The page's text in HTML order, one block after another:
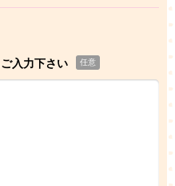
入力下さい 任意